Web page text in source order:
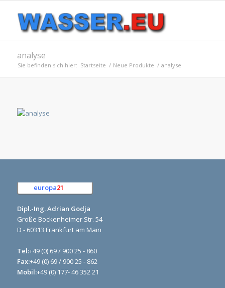
analyse
Sie befinden sich hier: Startseite / Neue Produkte / analyse
europa21
Dipl.-Ing. Adrian Godja
Große Bockenheimer Str. 54
D - 60313 Frankfurt am Main
Tel:+49 (0) 69 / 900 25 - 860
Fax:+49 (0) 69 / 900 25 - 862
Mobil:+49 (0) 177- 46 352 21